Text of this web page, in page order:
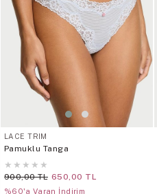
LACE TRIM
Pamuklu Tanga
★ ★ ★ ★ ★
900,00 TL 650,00 TL
%60'a Varan İndirim